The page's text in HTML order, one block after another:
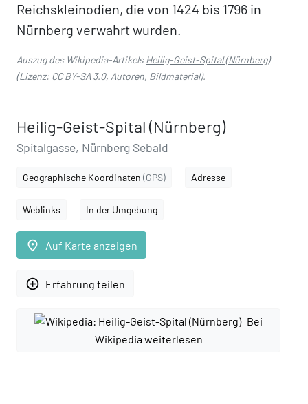
Reichskleinodien, die von 1424 bis 1796 in
Nürnberg verwahrt wurden.
Auszug des Wikipedia-ArtikelsHeilig-Geist-Spital (Nürnberg)
(Lizenz: CC BY-SA 3.0, Autoren, Bildmaterial).
Heilig-Geist-Spital (Nürnberg)
Spitalgasse, Nürnberg Sebald
Geographische Koordinaten (GPS) Adresse
Weblinks In der Umgebung
place Auf Karte anzeigen
add_circle_outline Erfahrung teilen
Bei
Wikipedia weiterlesen